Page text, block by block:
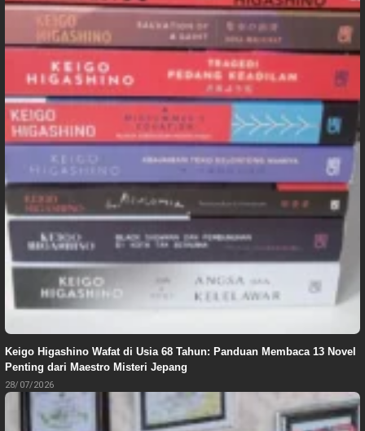
Keigo Higashino Wafat di Usia 68 Tahun: Panduan Membaca 13 Novel
Penting dari Maestro Misteri Jepang
28/07/2026